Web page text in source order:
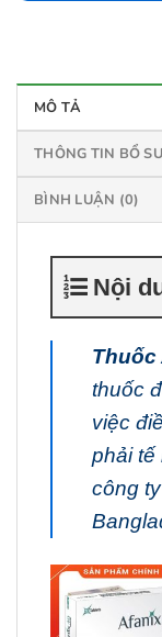
MÔ TẢ
THÔNG TIN BỔ
BÌNH LUẬN (0)
Nội
Thuốc
thuốc
việc
phải tế
công